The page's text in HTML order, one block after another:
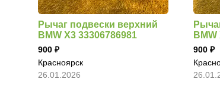
Рычаг подвески верхний
BMW X3 33306786981
900
Красноярск
26.01.2026
900